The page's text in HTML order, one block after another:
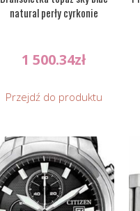
natural perły cyrkonie
1 500.34zł
Przejdź do produktu